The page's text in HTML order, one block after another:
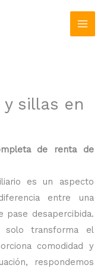
sillas en
de renta de
es un aspecto
entre una
pase desapercibida.
solo transforma el
comodidad y
respondemos